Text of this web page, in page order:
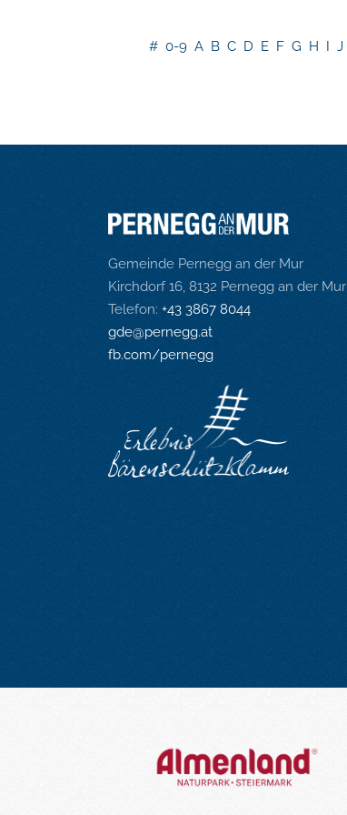
# 0-9 A B C D E F G H I J
Gemeinde Pernegg an der Mur
Kirchdorf 16, 8132 Pernegg an der Mur
Telefon: +43 3867 8044
gde@pernegg.at
fb.com/pernegg